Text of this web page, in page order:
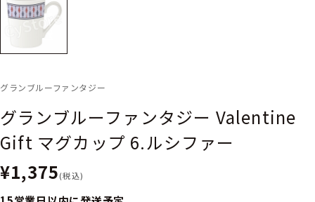
グランブルーファンタジー
グランブルーファンタジー Valentine
Gift マグカップ 6.ルシファー
¥1,375(税込)